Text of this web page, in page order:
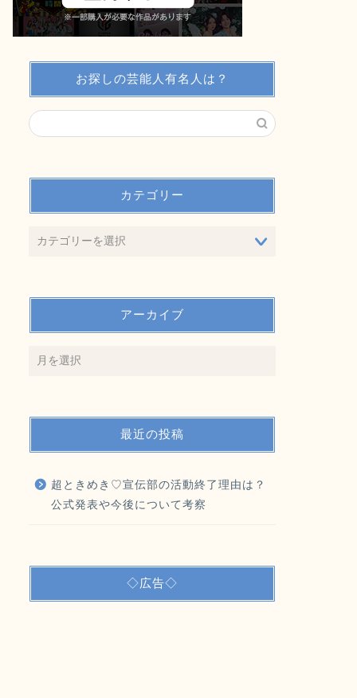
お探しの芸能人有名人は？
カテゴリー
アーカイブ
最近の投稿
超ときめき♡宣伝部の活動終了理由は？
公式発表や今後について考察
◇広告◇